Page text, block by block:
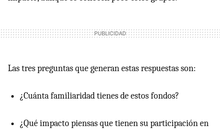
Las tres preguntas que generan estas respuestas son:
¿Cuánta familiaridad tienes de estos fondos?
¿Qué impacto piensas que tienen su participación en